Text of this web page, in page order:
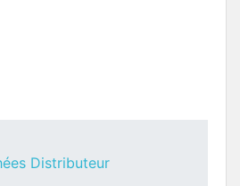
Distributeur Automatique
Distributeur